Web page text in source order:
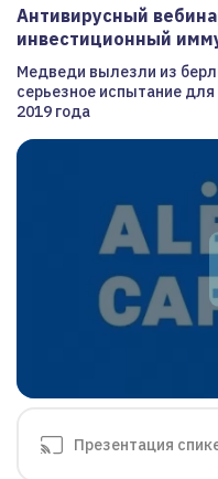
Антивирусный
инвестиционный
Медведи вылезли из
серьезное испытание
2019 года
Презентация